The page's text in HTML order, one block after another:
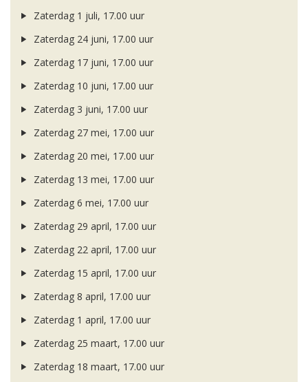
Zaterdag 1 juli, 17.00 uur
Zaterdag 24 juni, 17.00 uur
Zaterdag 17 juni, 17.00 uur
Zaterdag 10 juni, 17.00 uur
Zaterdag 3 juni, 17.00 uur
Zaterdag 27 mei, 17.00 uur
Zaterdag 20 mei, 17.00 uur
Zaterdag 13 mei, 17.00 uur
Zaterdag 6 mei, 17.00 uur
Zaterdag 29 april, 17.00 uur
Zaterdag 22 april, 17.00 uur
Zaterdag 15 april, 17.00 uur
Zaterdag 8 april, 17.00 uur
Zaterdag 1 april, 17.00 uur
Zaterdag 25 maart, 17.00 uur
Zaterdag 18 maart, 17.00 uur